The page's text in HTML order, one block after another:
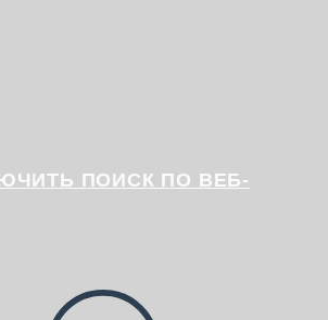
ПОИСК ПО ВЕБ-